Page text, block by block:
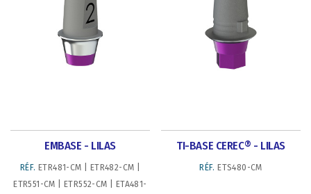
EMBASE - LILAS
RÉF. ETR481-CM | ETR482-CM |
ETR551-CM | ETR552-CM | ETA481-
TI-BASE CEREC® - LILAS
RÉF. ETS480-CM